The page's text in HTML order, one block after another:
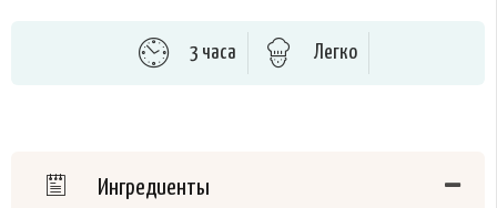
3 часа Легко
Ингредиенты